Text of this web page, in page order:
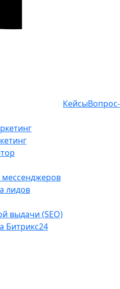
лидов
выдачи (SEO)
Битрикс24
Кейсы